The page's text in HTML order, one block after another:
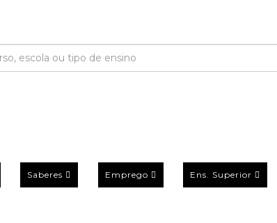
Saberes Emprego Ens. Superior